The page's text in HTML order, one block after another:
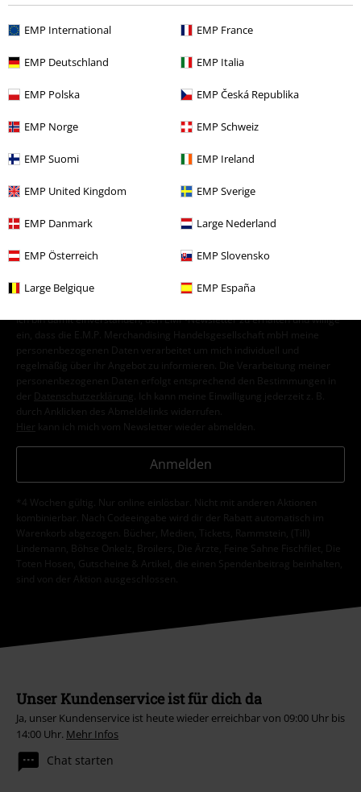
EMP International EMP France
EMP Deutschland EMP Italia
EMP Polska EMP Česká Republika
EMP Norge EMP Schweiz
EMP Suomi EMP Ireland
EMP United Kingdom EMP Sverige
EMP Danmark Large Nederland
EMP Österreich EMP Slovensko
Large Belgique EMP España
E-Mail Newsletter
Greif einen 15%* Gutschein ab, wenn du dich
jetzt anmeldest!
Ich bin damit einverstanden, den EMP-Newsletter zu erhalten und willige
ein, dass die E.M.P. Merchandising Handelsgesellschaft mbH meine
personenbezogenen Daten verarbeitet um mich individuell und
regelmäßig über ihr Angebot zu informieren. Die Verarbeitung meiner
personenbezogenen Daten erfolgt entsprechend den Bestimmungen in
der
Datenschutzerklärung
. Ich kann meine Einwilligung jederzeit z. B.
durch Anklicken des Abmeldelinks widerrufen.
Hier kann ich mich vom Newsletter wieder abmelden.
Anmelden
*4 Wochen gültig. Nur online einlösbar. Nicht mit anderen Aktionen
kombinierbar. Nach Codeeingabe wird dir der Rabatt automatisch im
Warenkorb abgezogen. Bücher, Medien, Tickets, Rammstein, (Till)
Lindemann, Böhse Onkelz, Broilers, Die Ärzte, Feine Sahne Fischfilet, Die
Toten Hosen, Gutscheine & Artikel, die einen Spendenbeitrag beinhalten,
sind von der Aktion ausgeschlossen.
Unser Kundenservice ist für dich da
Ja, unser Kundenservice ist heute wieder erreichbar von 09:00 Uhr bis
14:00 Uhr. Mehr Infos
Chat starten